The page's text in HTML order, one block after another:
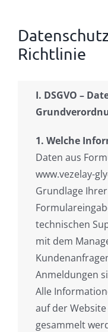
Richtlinie
I. DSGVO –
1. Welche
Daten aus
www.vezelay-
Grundlage
technischen
mit dem
Anmeldungen
Alle
auf der
gesammelt